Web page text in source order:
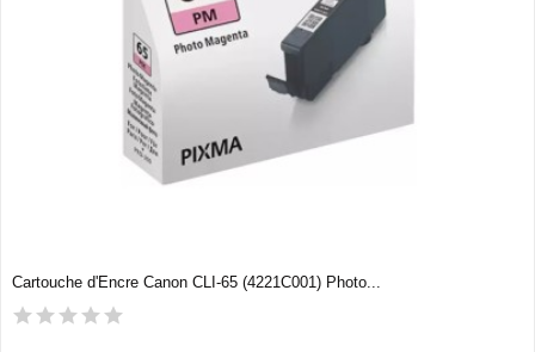
Cartouche d'Encre Canon CLI-65 (4221C001) Photo...